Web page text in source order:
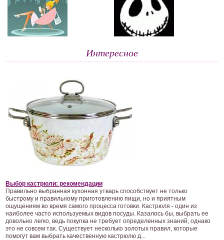
Интересное
Выбор кастрюли: рекомендации
Правильно выбранная кухонная утварь способствует не только
быстрому и правильному приготовлению пищи, но и приятным
ощущениям во время самого процесса готовки. Кастрюля - один из
наиболее часто используемых видов посуды. Казалось бы, выбрать ее
довольно легко, ведь покупка не требует определенных знаний, однако
это не совсем так. Существует несколько золотых правил, которые
помогут вам выбрать качественную кастрюлю д...